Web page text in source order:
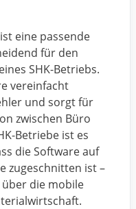
eine passende
für den
SHK-Betriebs.
vereinfacht
und sorgt für
zwischen Büro
Betriebe ist es
die Software auf
zugeschnitten ist –
über die mobile